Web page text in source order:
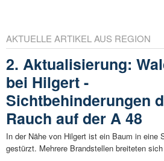
AKTUELLE ARTIKEL AUS REGION
2. Aktualisierung:
bei Hilgert -
Sichtbehinderungen
Rauch auf der A 48
In der Nähe von Hilgert ist ein Baum in eine
gestürzt. Mehrere Brandstellen breiteten